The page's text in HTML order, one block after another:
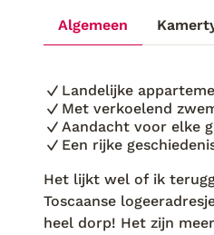
Algemeen
Landelijke
Met verkoelend
Aandacht voor elke
Een rijke
Het lijkt wel of ik
Toscaanse
heel dorp! Het zijn